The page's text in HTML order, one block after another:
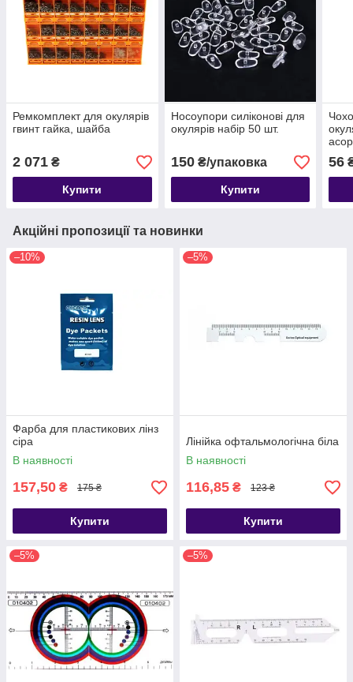
Ремкомплект для окулярів
гвинт гайка, шайба
2 071 ₴
Купити
Носоупори силіконові для
окулярів набір 50 шт.
150₴/упаковка
Купити
56
Акційні пропозиції та новинки
–10%
Фарба для пластикових лінз
сіра
В наявності
157,50 ₴ 175 ₴
Купити
–5%
Лінійка офтальмологічна біла
В наявності
116,85 ₴ 123 ₴
Купити
–5% –5%